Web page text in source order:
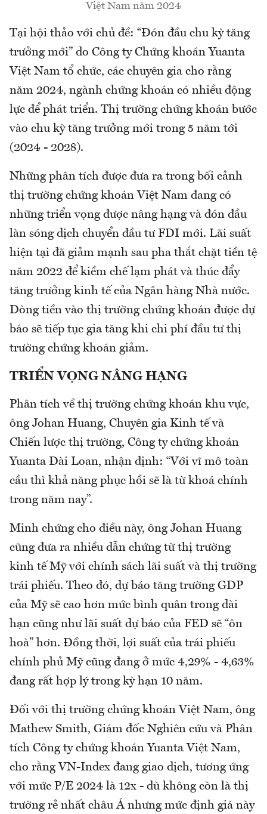
Việt Nam năm 2024
Tại hội thảo với chủ đề: “Đón đầu chu kỳ tăng
trưởng mới” do Công ty Chứng khoán Yuanta
Việt Nam tổ chức, các chuyên gia cho rằng
năm 2024, ngành chứng khoán có nhiều động
lực để phát triển. Thị trường chứng khoán bước
vào chu kỳ tăng trưởng mới trong 5 năm tới
(2024 - 2028).
Những phân tích được đưa ra trong bối cảnh
thị trường chứng khoán Việt Nam đang có
những triển vọng được nâng hạng và đón đầu
làn sóng dịch chuyển đầu tư FDI mới. Lãi suất
hiện tại đã giảm mạnh sau pha thắt chặt tiền tệ
năm 2022 để kiềm chế lạm phát và thúc đẩy
tăng trưởng kinh tế của Ngân hàng Nhà nước.
Dòng tiền vào thị trường chứng khoán được dự
báo sẽ tiếp tục gia tăng khi chi phí đầu tư thị
trường chứng khoán giảm.
TRIỂN VỌNG NÂNG HẠNG
Phân tích về thị trường chứng khoán khu vực,
ông Johan Huang, Chuyên gia Kinh tế và
Chiến lược thị trường, Công ty chứng khoán
Yuanta Đài Loan, nhận định: “Với vĩ mô toàn
cầu thì khả năng phục hồi sẽ là từ khoá chính
trong năm nay”.
Minh chứng cho điều này, ông Johan Huang
cũng đưa ra nhiều dẫn chứng từ thị trường
kinh tế Mỹ với chính sách lãi suất và thị trường
trái phiếu. Theo đó, dự báo tăng trường GDP
của Mỹ sẽ cao hơn mức bình quân trong dài
hạn cũng như lãi suất dự báo của FED sẽ “ôn
hoà” hơn. Đồng thời, lợi suất của trái phiếu
chính phủ Mỹ cũng đang ở mức 4,29% - 4,63%
đang rất hợp lý trong kỳ hạn 10 năm.
Đối với thị trường chứng khoán Việt Nam, ông
Mathew Smith, Giám đốc Nghiên cứu và Phân
tích Công ty chứng khoán Yuanta Việt Nam,
cho rằng VN-Index đang giao dịch, tương ứng
với mức P/E 2024 là 12x - dù không còn là thị
trường rẻ nhất châu Á nhưng mức định giá này